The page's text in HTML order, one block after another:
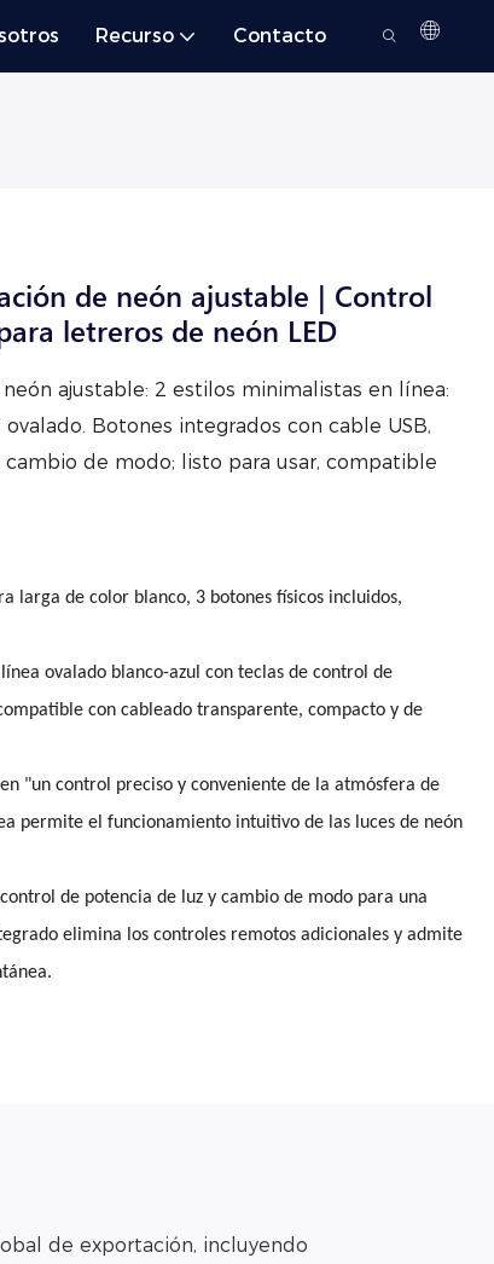
Recurso Contacto
de neón ajustable | Control
letreros de neón LED
ajustable: 2 estilos minimalistas en línea:
Botones integrados con cable USB,
de modo; listo para usar, compatible
larga de color blanco, 3 botones físicos incluidos,
ovalado blanco-azul con teclas de control de
con cableado transparente, compacto y de
"un control preciso y conveniente de la atmósfera de
permite el funcionamiento intuitivo de las luces de neón
de potencia de luz y cambio de modo para una
elimina los controles remotos adicionales y admite
de exportación, incluyendo